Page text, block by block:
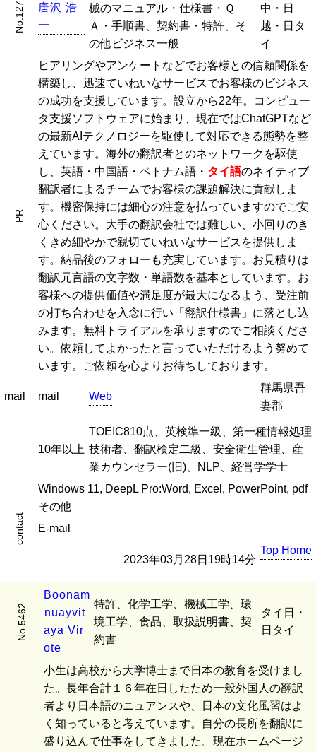
No.127 唐沢 浩
一
械のマニュアル・仕様書・Ｑ
Ａ・手順書、契約書・特許、そ
の他ビジネス一般
中・日
越・日タ
イ
PR
ヒアリングやアンケートなどでお客様との信頼関係を
構築し、迅速ていねいなサービスでお客様のビジネス
の成功を支援しています。設立から22年。コンピュー
タ支援ソフトウェアに始まり、現在ではChatGPTなど
の最新AIテクノロジーを駆使して対応できる態勢を整
えています。海外の翻訳者とのネットワークを駆使
し、英語・中国語・ベトナム語・ タイ語のネイティブ
翻訳者によるチームでお客様の課題解決に貢献しま
す。機密保持には細心の注意を払っていますのでご安
心ください。大手の翻訳会社では難しい、小回りのき
くきめ細やかで親切ていねいなサービスを提供しま
す。納品後のフォローも充実しています。お見積りは
翻訳元言語の文字数・単語数を基本としています。お
客様への提供価値や満足度が最大になるよう、受注前
の打ち合わせを入念に行い「翻訳仕様書」に落とし込
みます。無料トライアルを承りますのでご相談くださ
い。依頼してよかったと言っていただけるよう努めて
います。ご依頼を心よりお待ちしております。
mail mail Web
群馬県吾
妻郡
10年以上
TOEIC810点、英検準一級、第一種情報処理
技術者、翻訳検定二級、安全衛生管理、産
業カウンセラー(旧)、NLP、経営学学士
Windows 11, DeepL Pro:Word, Excel, PowerPoint, pdf
その他
contact E-mail
2023年03月28日19時14分
Top Home
No.5462
Boonam
nuayvit
aya Vir
ote
特許、化学工学、機械工学、環
境工学、食品、取扱説明書、契
約書
タイ日・
日タイ
小生は高校から大学博士まで日本の教育を受けまし
た。長年合計１６年在日したため一般外国人の翻訳
者より日本語のニュアンスや、日本の文化風習はよ
く知っていると考えています。自分の長所を翻訳に
盛り込んで仕事をしてきました。現在ホームページ